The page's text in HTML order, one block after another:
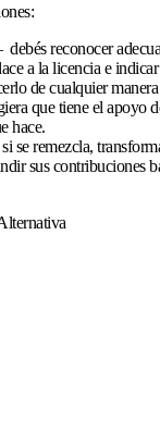
reconocer
a la licencia e
de cualquier
que tiene el apoyo
hace.
se remezcla,
sus contribuciones